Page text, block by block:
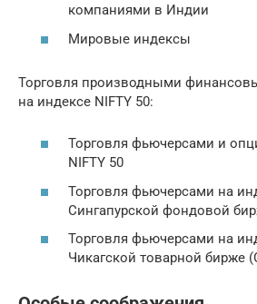
компаниями в Индии
Мировые индексы
Торговля производными
на индексе NIFTY 50:
Торговля фьючерсами и
NIFTY 50
Торговля фьючерсами на
Сингапурской фондовой
Торговля фьючерсами на
Чикагской товарной бирже